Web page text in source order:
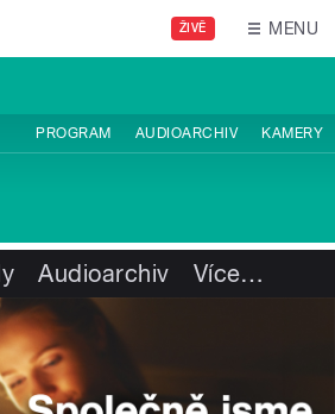
ŽIVĚ MENU
PROGRAM AUDIOARCHIV KAMERY
Audioarchiv Více…